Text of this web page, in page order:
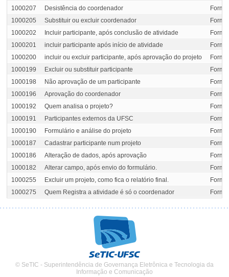
1000207
Desistência do coordenador
1000205
Substituir ou excluir coordenador
1000202
Incluir participante, após conclusão de atividade
1000201
incluir participante após início de atividade
1000200
incluir ou excluir participante, após aprovação do projeto
1000199
Excluir ou substituir participante
1000198
Não aprovação de um participante
1000196
Aprovação do coordenador
1000192
Quem analisa o projeto?
1000191
Participantes externos da UFSC
1000190
Formulário e análise do projeto
1000187
Cadastrar participante num projeto
1000186
Alteração de dados, após aprovação
1000182
Alterar campo, após envio do formulário.
1000255
Excluir um projeto, como fica o relatório final.
1000275
Quem Registra a atividade é só o coordenador
© SeTIC - Superintendência de Governança Eletrônica e Tecnologia da
Informação e Comunicação